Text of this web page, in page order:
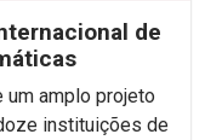
de
um amplo projeto
instituições de